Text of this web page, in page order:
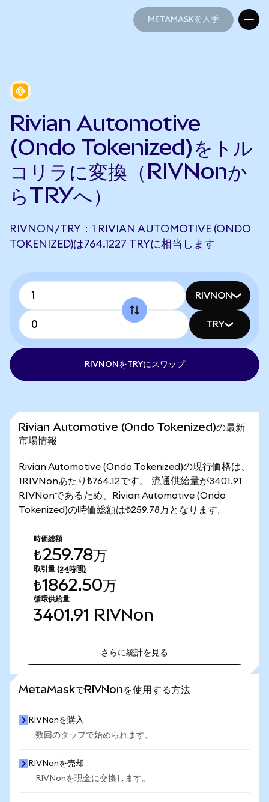
METAMASKを入手
Rivian Automotive
(Ondo Tokenized)をトル
コリラに変換（RIVNonか
らTRYへ）
RIVNON/TRY：1 RIVIAN AUTOMOTIVE (ONDO
TOKENIZED)は764.1227 TRYに相当します
RIVNON
TRY
RIVNONをTRYにスワップ
Rivian Automotive (Ondo Tokenized)の最新
市場情報
Rivian Automotive (Ondo Tokenized)の現行価格は、
1RIVNonあたり₺764.12です。 流通供給量が3401.91
RIVNonであるため、Rivian Automotive (Ondo
Tokenized)の時価総額は₺259.78万となります。
時価総額
₺259.78万
取引量 (24時間)
₺1862.50万
循環供給量
3401.91 RIVNon
さらに統計を見る
MetaMaskでRIVNonを使用する方法
RIVNonを購入
数回のタップで始められます。
RIVNonを売却
RIVNonを現金に交換します。